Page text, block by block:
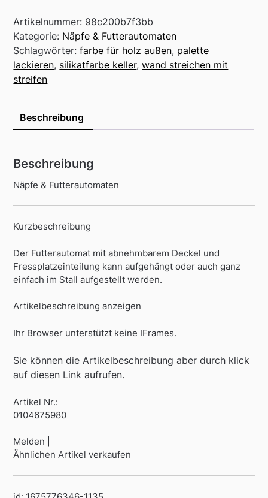
Artikelnummer: 98c200b7f3bb
Kategorie: Näpfe & Futterautomaten
Schlagwörter:farbe für holz außen, palette
lackieren, silikatfarbe keller,wand streichen mit
streifen
Beschreibung
Beschreibung
Näpfe & Futterautomaten
Kurzbeschreibung
Der Futterautomat mit abnehmbarem Deckel und
Fressplatzeinteilung kann aufgehängt oder auch ganz
einfach im Stall aufgestellt werden.
Artikelbeschreibung anzeigen
Ihr Browser unterstützt keine IFrames.
Sie können die Artikelbeschreibung aber durch klick
auf diesen Link aufrufen.
Artikel Nr.:
0104675980
Melden |
Ähnlichen Artikel verkaufen